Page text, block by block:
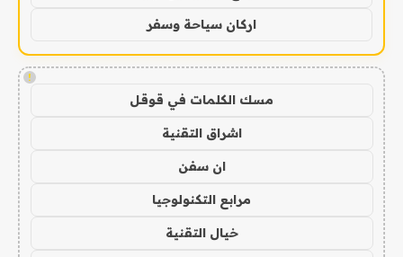
اركان سياحة وسفر
!
مسك الكلمات في قوقل
اشراق التقنية
ان سفن
مرابع التكنولوجيا
خيال التقنية